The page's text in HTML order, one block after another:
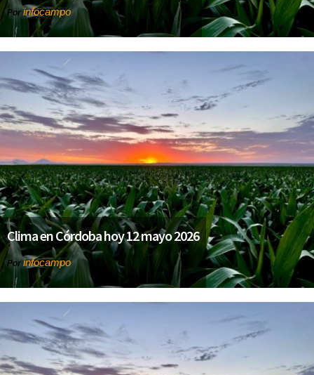
Por infocampo
Clima en Córdoba hoy 12 mayo 2026
Porinfocampo